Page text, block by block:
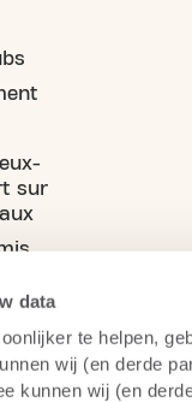
data
te helpen,
wij (en derde
kunnen wij (en
sur